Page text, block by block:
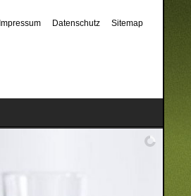
Impressum Datenschutz Sitemap